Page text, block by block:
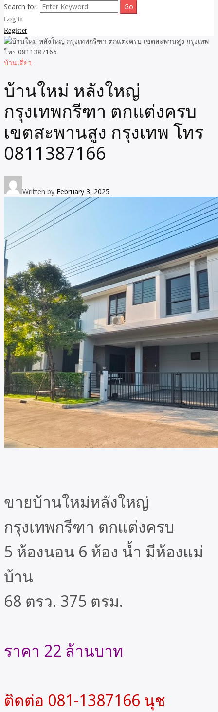
Search for:
Log in
Register
บ้านเดี่ยว
บ้านใหม่ หลังใหญ่
กรุงเทพกรีฑา ตกแต่งครบ
เขตสะพานสูง กรุงเทพ โทร
0811387166
Written by February 3, 2025
ขายบ้านใหม่หลังใหญ่
กรุงเทพกรีฑา ตกแต่งครบ
5 ห้องนอน 6 ห้อง น้ำ มีห้องแม่
บ้าน
68 ตรว. 375 ตรม.
ราคา 22 ล้านบาท
ติดต่อ 081-1387166 นุช